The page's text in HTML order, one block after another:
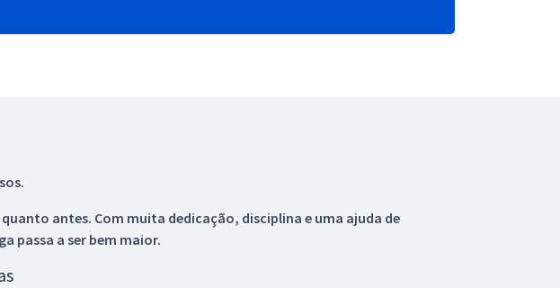
antes. Com muita dedicação, disciplina e uma ajuda de
passa a ser bem maior.